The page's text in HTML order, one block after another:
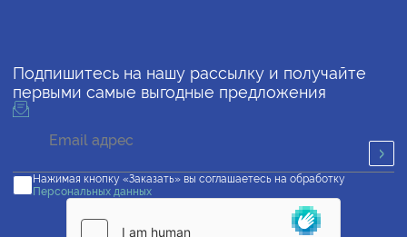
Подпишитесь на нашу рассылку и получайте
первыми самые выгодные предложения
Нажимая кнопку «Заказать» вы соглашаетесь на обработку
Персональных данных